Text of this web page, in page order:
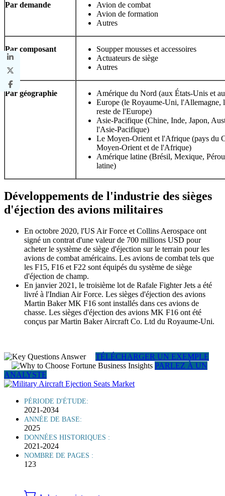
Par demande
Avion de combat
Avion de formation
Autres
Par composant
Soupper mousses et accessoires
Actuateurs de siège
Autres
Par géographie
Amérique du Nord (aux États-Unis et
Europe (le Royaume-Uni, l'Allemagne,
reste de l'Europe)
Asie-Pacifique (Chine, Inde, Japon,
l'Asie-Pacifique)
Le Moyen-Orient et l'Afrique (pays du
Moyen-Orient et de l'Afrique)
Amérique latine (Brésil, Mexique,
latine)
Développements de l'industrie des sièges
d'éjection des avions militaires
En octobre 2020, l'US Air Force et Collins Aerospace ont
signé un contrat d'une valeur de 700 millions USD pour
acheter le système de siège d'éjection sur le terrain pour les
avions de combat américains. Les avions de combat tels que
les F15, F16 et F22 sont équipés du système de siège
d'éjection de champ.
En janvier 2021, le troisième lot de Rafale Fighter Jets a été
livré à l'Indian Air Force. Les sièges d'éjection des avions
Martin Baker MK F16 sont installés dans ces avions de
chasse. Les sièges d'éjection des avions MK F16 ont été
conçus par Martin Baker Aircraft Co. Ltd du Royaume-Uni.
TÉLÉCHARGER UN EXEMPLE
PARLEZ À UN
ANALYSTE
PÉRIODE D'ÉTUDE:
2021-2034
ANNÉE DE BASE:
2025
DONNÉES HISTORIQUES :
2021-2024
NOMBRE DE PAGES :
123